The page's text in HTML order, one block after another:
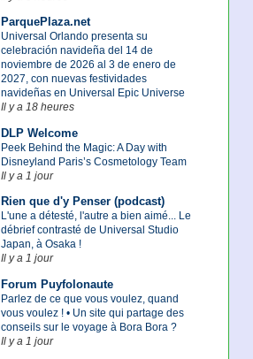
ParquePlaza.net
Universal Orlando presenta su
celebración navideña del 14 de
noviembre de 2026 al 3 de enero de
2027, con nuevas festividades
navideñas en Universal Epic Universe
Il y a 18 heures
DLP Welcome
Peek Behind the Magic: A Day with
Disneyland Paris’s Cosmetology Team
Il y a 1 jour
Rien que d'y Penser (podcast)
L'une a détesté, l'autre a bien aimé... Le
débrief contrasté de Universal Studio
Japan, à Osaka !
Il y a 1 jour
Forum Puyfolonaute
Parlez de ce que vous voulez, quand
vous voulez ! • Un site qui partage des
conseils sur le voyage à Bora Bora ?
Il y a 1 jour